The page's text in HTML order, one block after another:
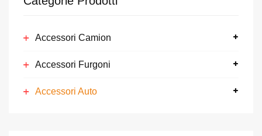
Accessori Camion
Accessori Furgoni
Accessori Auto
Girovetri "PRO-SUN"